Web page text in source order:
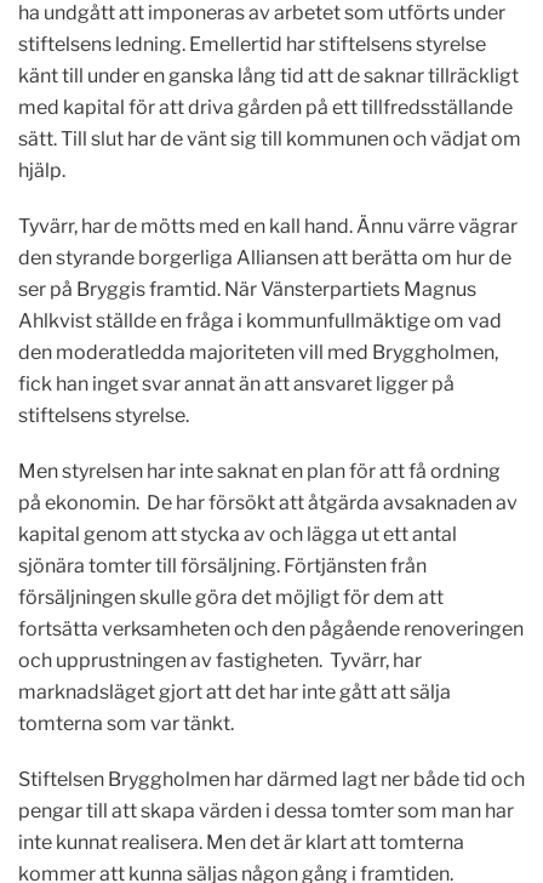
ha undgått att imponeras av arbetet som utförts under
stiftelsens ledning. Emellertid har stiftelsens styrelse
känt till under en ganska lång tid att de saknar tillräckligt
med kapital för att driva gården på ett tillfredsställande
sätt. Till slut har de vänt sig till kommunen och vädjat om
hjälp.
Tyvärr, har de mötts med en kall hand. Ännu värre vägrar
den styrande borgerliga Alliansen att berätta om hur de
ser på Bryggis framtid. När Vänsterpartiets Magnus
Ahlkvist ställde en fråga i kommunfullmäktige om vad
den moderatledda majoriteten vill med Bryggholmen,
fick han inget svar annat än att ansvaret ligger på
stiftelsens styrelse.
Men styrelsen har inte saknat en plan för att få ordning
på ekonomin. De har försökt att åtgärda avsaknaden av
kapital genom att stycka av och lägga ut ett antal
sjönära tomter till försäljning. Förtjänsten från
försäljningen skulle göra det möjligt för dem att
fortsätta verksamheten och den pågående renoveringen
och upprustningen av fastigheten. Tyvärr, har
marknadsläget gjort att det har inte gått att sälja
tomterna som var tänkt.
Stiftelsen Bryggholmen har därmed lagt ner både tid och
pengar till att skapa värden i dessa tomter som man har
inte kunnat realisera. Men det är klart att tomterna
kommer att kunna säljas någon gång i framtiden.